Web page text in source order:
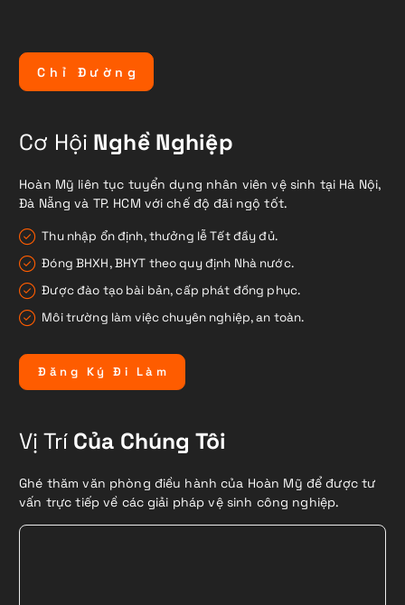
C h ỉ Đ ư ờ n g
Cơ Hội Nghề Nghiệp
Hoàn Mỹ liên tục tuyển dụng nhân viên vệ sinh tại Hà Nội,
Đà Nẵng và TP. HCM với chế độ đãi ngộ tốt.
Thu nhập ổn định, thưởng lễ Tết đầy đủ.
Đóng BHXH, BHYT theo quy định Nhà nước.
Được đào tạo bài bản, cấp phát đồng phục.
Môi trường làm việc chuyên nghiệp, an toàn.
Đ ă n g Ký Đ i L à m
Vị TríCủa Chúng Tôi
Ghé thăm văn phòng điều hành của Hoàn Mỹ để được tư
vấn trực tiếp về các giải pháp vệ sinh công nghiệp.